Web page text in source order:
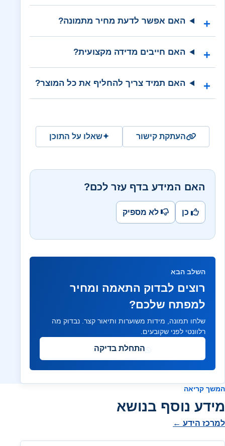
האם אפשר לדעת מחיר מתמונה?
האם חייבים מדידה מקצועית?
האם תמיד צריך להחליף את כל המוצר?
העתקת קישור ✦שאלו על התוכן
האם המידע בדף עזר לכם?
כן לא מספיק
השלב הבא
רוצים לבדוק התאמה ומחיר
למפתח שלכם?
שלחו תמונה, מידות משוערות ותיאור קצר. נבדוק מה
רלוונטי לפני שקובעים.
התחלת בדיקה
המשך קריאה
מידע נוסף בנושא
למרכז הידע ←